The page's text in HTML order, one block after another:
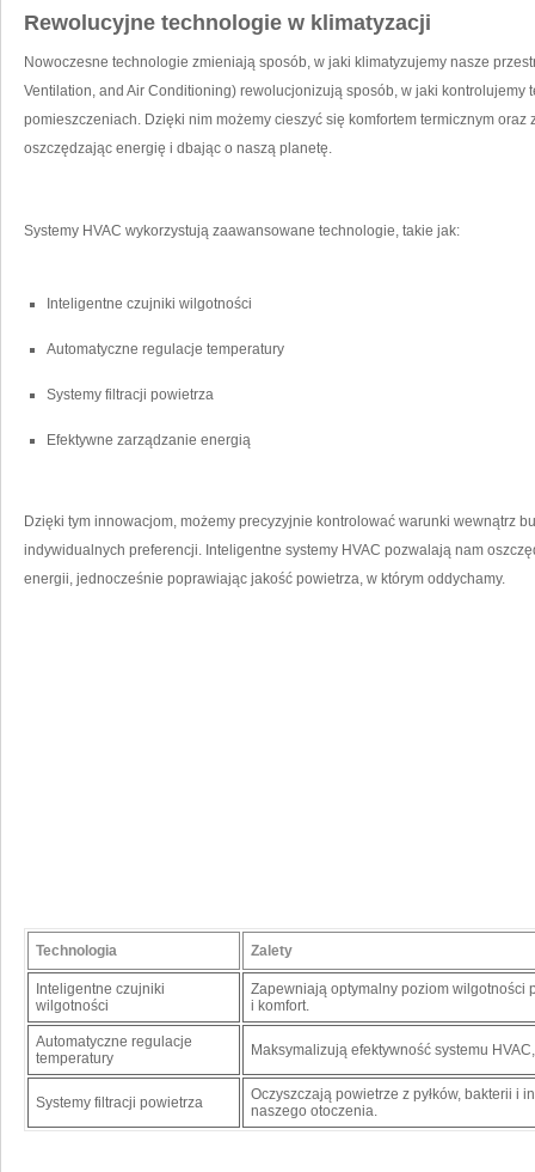
Rewolucyjne ​technologie w klimatyzacji
Nowoczesne technologie zmieniają sposób, w jaki ‌klimatyzujemy ⁤nasze
Ventilation, and Air ⁤Conditioning) rewolucjonizują sposób, w jaki ⁤kontrolujemy
pomieszczeniach. Dzięki‌ nim możemy cieszyć ⁢się komfortem​ termicznym
oszczędzając energię i dbając ‌o naszą planetę.
Systemy HVAC wykorzystują⁣ zaawansowane technologie, takie jak:
Inteligentne czujniki wilgotności
Automatyczne regulacje ⁣temperatury
Systemy filtracji powietrza
Efektywne zarządzanie energią
Dzięki tym innowacjom, możemy ⁣precyzyjnie kontrolować warunki wewnątrz
indywidualnych preferencji. Inteligentne ‍systemy‍ HVAC‍ pozwalają nam
energii, jednocześnie poprawiając⁢ jakość powietrza, ⁤w którym oddychamy.
Technologia Zalety
Inteligentne czujniki
wilgotności
Zapewniają optymalny poziom ⁤wilgotności
i komfort.
Automatyczne regulacje
temperatury
Maksymalizują efektywność systemu
Systemy filtracji ⁤powietrza
Oczyszczają powietrze z pyłków, bakterii i
naszego otoczenia.